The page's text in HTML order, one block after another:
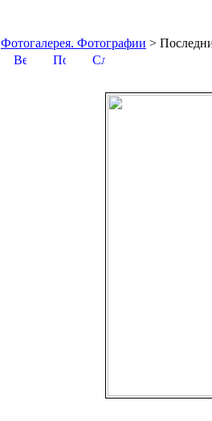
Фотогалерея. Фотографии >